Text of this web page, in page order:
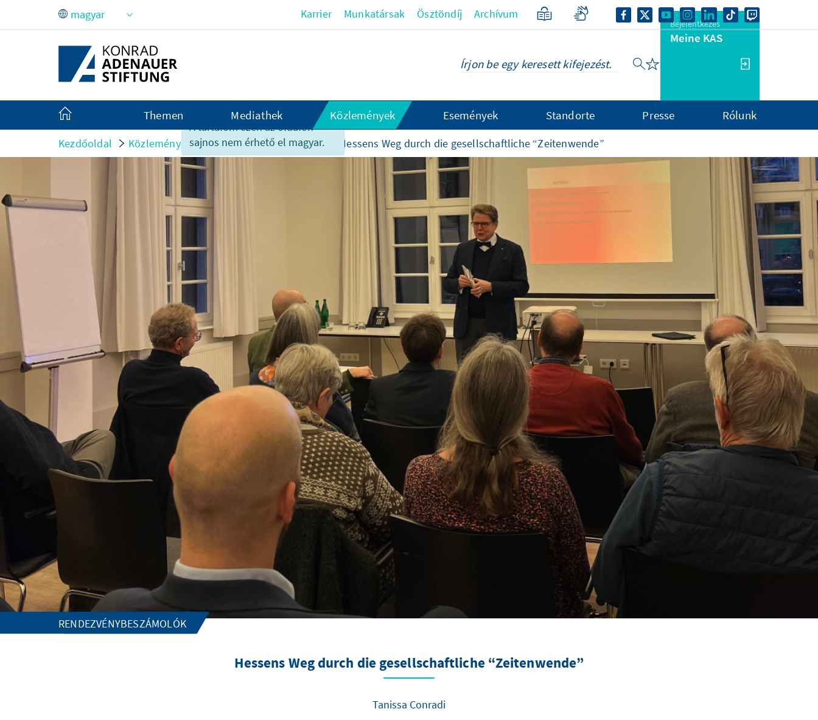
Ugrás a fő tartalomhoz
A tartalom ezen az oldalon
sajnos nem érhető el magyar.
Karrier Munkatársak Ösztöndíj Archívum
Bejelentkezés
Meine KAS
Themen Mediathek Közlemények Események Standorte Presse Rólunk
Kezdőoldal Közlemények Rendezvénybeszámolók Hessens Weg durch die gesellschaftliche “Zeitenwende”
RENDEZVÉNYBESZÁMOLÓK
Hessens Weg durch die gesellschaftliche “Zeitenwende”
Tanissa Conradi